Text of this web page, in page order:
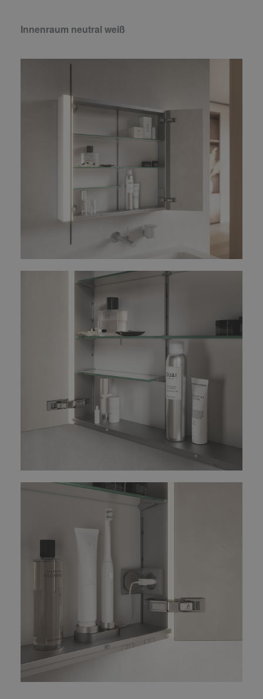
Innenraum neutral weiß